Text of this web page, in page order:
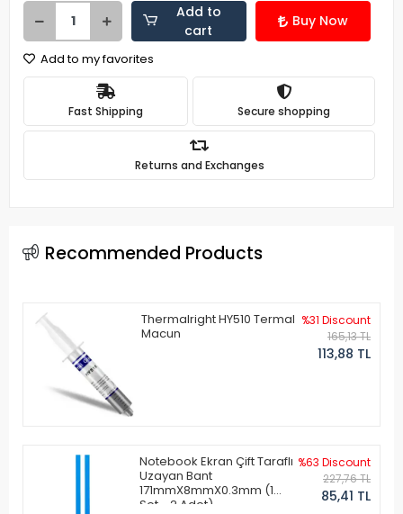
Add to
cart
Buy Now
Add to my favorites
Fast Shipping Secure shopping
Returns and Exchanges
Recommended Products
Thermalright HY510 Termal
Macun
%31 Discount
165,13 TL
113,88 TL
Notebook Ekran Çift Taraflı
Uzayan Bant
171mmX8mmX0.3mm (1
Set - 2 Adet)
%63 Discount
227,76 TL
85,41 TL